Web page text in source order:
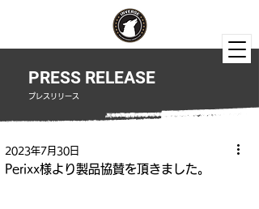
PRESS RELEASE
​プレスリリース
Perixx様より製品協賛を頂きました。
2023年7月30日